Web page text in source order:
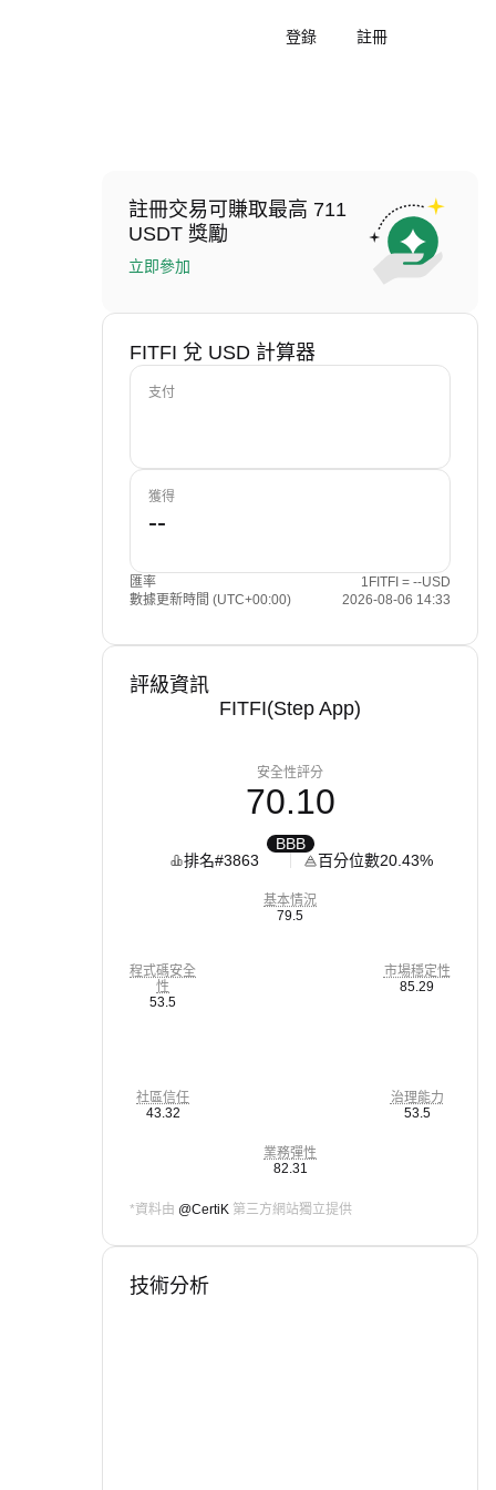
登錄 註冊
註冊交易可賺取最高 711
USDT 獎勵
立即參加
FITFI 兌 USD 計算器
支付
獲得
匯率
1FITFI = --USD
數據更新時間 (UTC+00:00)
2026-08-06 14:33
評級資訊
FITFI(Step App)
安全性評分
70.10
BBB
排名#3863 百分位數20.43%
基本情況
79.5
程式碼安全
性
53.5
社區信任
43.32
業務彈性
82.31
治理能力
53.5
市場穩定性
85.29
*資料由 @CertiK 第三方網站獨立提供
技術分析